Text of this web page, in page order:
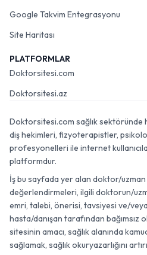
Google Takvim Entegrasyonu
Site Haritası
PLATFORMLAR
Doktorsitesi.com
Doktorsitesi.az
Doktorsitesi.com sağlık sektöründe
diş hekimleri, fizyoterapistler,
profesyonelleri ile internet
platformdur.
İş bu sayfada yer alan doktor/uzman
değerlendirmeleri, ilgili doktorun/
emri, talebi, önerisi, tavsiyesi ve/veya
hasta/danışan tarafından bağımsız
sitesinin amacı, sağlık alanında
sağlamak, sağlık okuryazarlığını